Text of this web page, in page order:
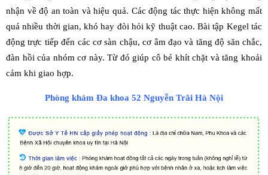
nhận về độ an toàn và hiệu quả. Các động tác thực hiện không mất
quá nhiều thời gian, khó hay đòi hỏi kỹ thuật cao. Bài tập Kegel tác
động trực tiếp đến các cơ sàn chậu, cơ âm đạo và tăng độ săn chắc,
đàn hồi của nhóm cơ này. Từ đó giúp cô bé khít chặt và tăng khoải
cảm khi giao hợp.
Phòng khám Đa khoa 52 Nguyễn Trãi Hà Nội